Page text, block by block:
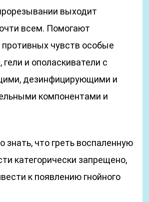
выходит
всем. Помогают
противных чувств особые
и ополаскиватели с
дезинфицирующими и
компонентами и
знать, что греть воспаленную
категорически запрещено,
к появлению гнойного